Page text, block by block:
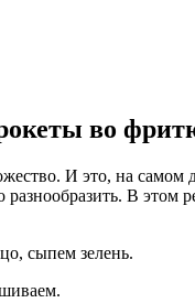
во
И это, на самом
В этом
сыпем зелень.